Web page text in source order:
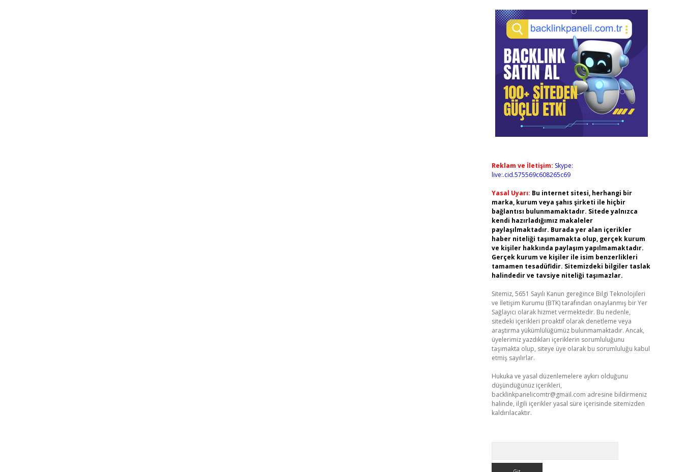
Reklam ve İletişim: Skype:
live:.cid.575569c608265c69
Yasal Uyarı: Bu internet sitesi, herhangi bir
marka, kurum veya şahıs şirketi ile hiçbir
bağlantısı bulunmamaktadır. Sitede yalnızca
kendi hazırladığımız makaleler
paylaşılmaktadır. Burada yer alan içerikler
haber niteliği taşımamakta olup, gerçek kurum
ve kişiler hakkında paylaşım yapılmamaktadır.
Gerçek kurum ve kişiler ile isim benzerlikleri
tamamen tesadüfidir. Sitemizdeki bilgiler taslak
halindedir ve tavsiye niteliği taşımazlar.
Sitemiz, 5651 Sayılı Kanun gereğince Bilgi Teknolojileri
ve İletişim Kurumu (BTK) tarafından onaylanmış bir Yer
Sağlayıcı olarak hizmet vermektedir. Bu nedenle,
sitedeki içerikleri proaktif olarak denetleme veya
araştırma yükümlülüğümüz bulunmamaktadır. Ancak,
üyelerimiz yazdıkları içeriklerin sorumluluğunu
taşımakta olup, siteye üye olarak bu sorumluluğu kabul
etmiş sayılırlar.
Hukuka ve yasal düzenlemelere aykırı olduğunu
düşündüğünüz içerikleri,
backlinkpanelicomtr@gmail.com adresine bildirmeniz
halinde, ilgili içerikler yasal süre içerisinde sitemizden
kaldırılacaktır.